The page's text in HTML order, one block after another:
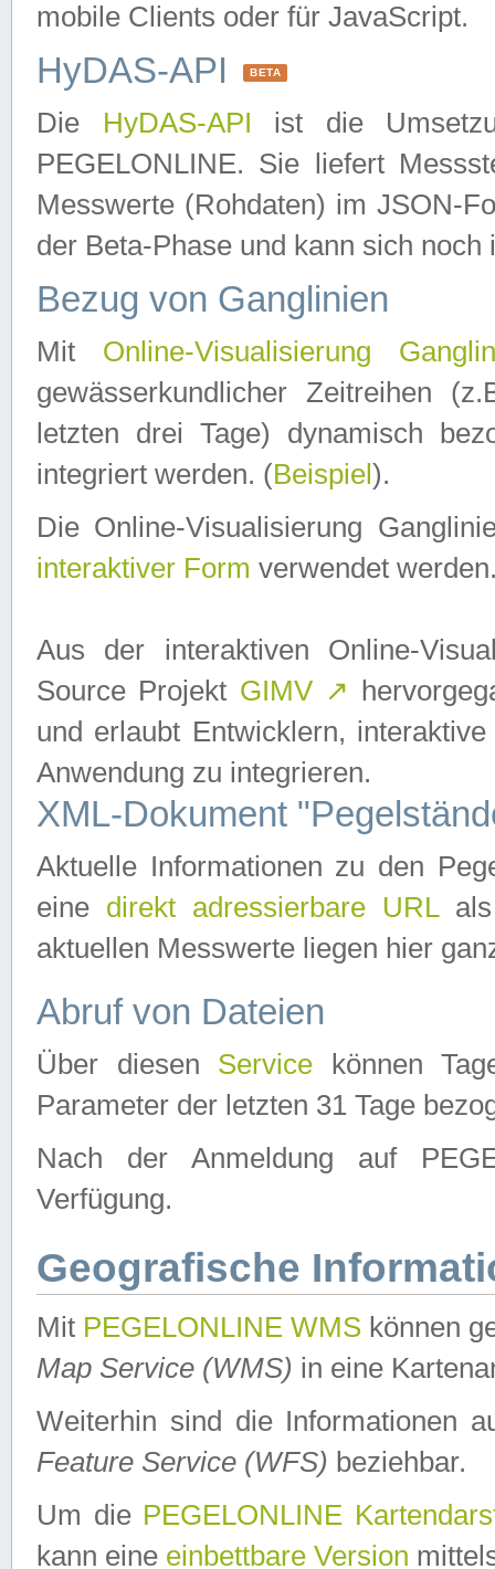
mobile Clients oder für JavaScript.
HyDAS-API BETA
Die HyDAS-API ist die
PEGELONLINE. Sie liefert
Messwerte (Rohdaten) im JSON-
der Beta-Phase und kann sich noch
Bezug von Ganglinien
Mit Online-Visualisierung
gewässerkundlicher Zeitreihen
letzten drei Tage) dynamisch
integriert werden. (Beispiel ).
Die Online-Visualisierung
interaktiver Form verwendet
Aus der interaktiven Online-
Source Projekt GIMV ↗
und erlaubt Entwicklern,
Anwendung zu integrieren.
XML-Dokument
Aktuelle Informationen zu den
eine direkt adressierbare URLals
aktuellen Messwerte liegen hier
Abruf von Dateien
Über diesen Service können
Parameter der letzten 31 Tage
Nach der Anmeldung auf
Verfügung.
Geografische
Mit PEGELONLINE WMS können
Map Service (WMS) in eine
Weiterhin sind die Informationen
Feature Service (WFS) beziehbar.
Um die PEGELONLINE
kann eine einbettbare Version